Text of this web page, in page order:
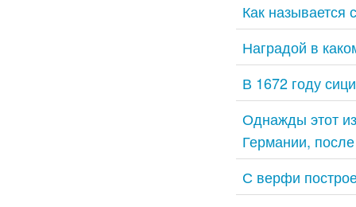
Как называется
Наградой в
В 1672 году
Однажды этот
Германии,
С верфи